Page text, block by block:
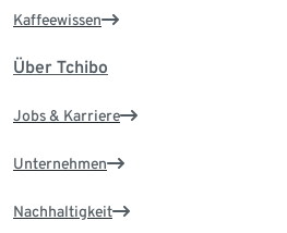
Kaffeewissen
Über Tchibo
Jobs & Karriere
Unternehmen
Nachhaltigkeit